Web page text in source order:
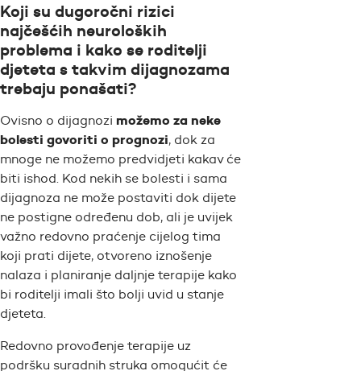
Koji su dugoročni rizici
najčešćih neuroloških
problema i kako se roditelji
djeteta s takvim dijagnozama
trebaju ponašati?
Ovisno o dijagnozi možemo za neke
bolesti govoriti o prognozi, dok za
mnoge ne možemo predvidjeti kakav će
biti ishod. Kod nekih se bolesti i sama
dijagnoza ne može postaviti dok dijete
ne postigne određenu dob, ali je uvijek
važno redovno praćenje cijelog tima
koji prati dijete, otvoreno iznošenje
nalaza i planiranje daljnje terapije kako
bi roditelji imali što bolji uvid u stanje
djeteta.
Redovno provođenje terapije uz
podršku suradnih struka omogućit će